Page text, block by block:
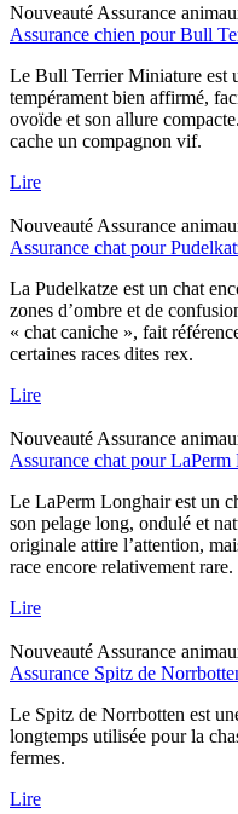
Nouveauté Assurance
Assurance chien pour Bull
Le Bull Terrier Miniature est
tempérament bien affirmé,
ovoïde et son allure
cache un compagnon vif.
Lire
Nouveauté Assurance
Assurance chat pour
La Pudelkatze est un chat
zones d’ombre et de
« chat caniche », fait
certaines races dites rex.
Lire
Nouveauté Assurance
Assurance chat pour
Le LaPerm Longhair est un
son pelage long, ondulé et
originale attire l’attention,
race encore relativement rare.
Lire
Nouveauté Assurance
Assurance Spitz de
Le Spitz de Norrbotten est
longtemps utilisée pour la
fermes.
Lire